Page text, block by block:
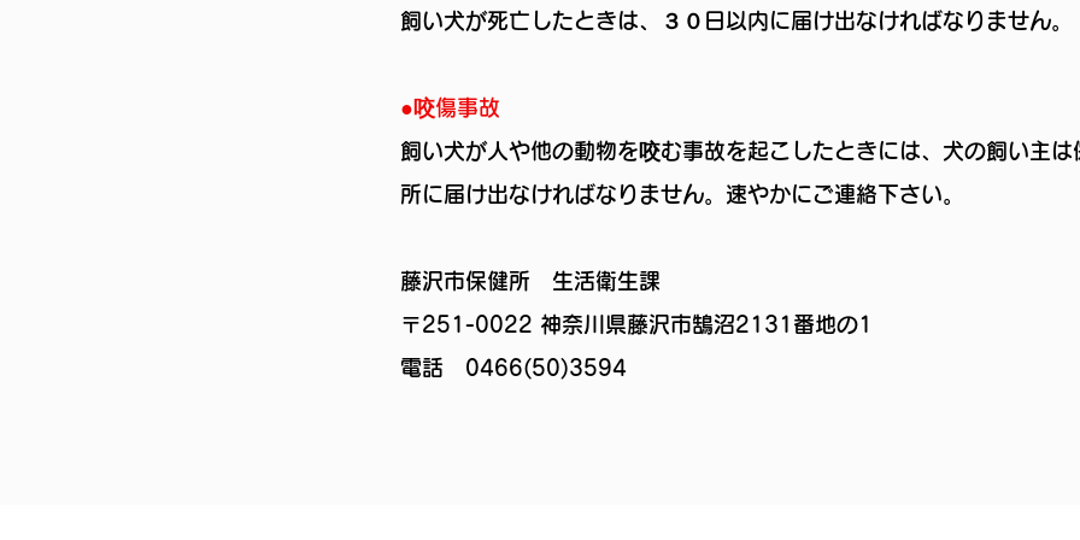
飼い犬が死亡したときは、３０日以内に届け出なければなりません。
●咬傷事故
飼い犬が人や他の動物を咬む事故を起こしたときには、犬の飼い主は
所に届け出なければなりません。速やかにご連絡下さい。
藤沢市保健所 生活衛生課
〒251-0022 神奈川県藤沢市鵠沼2131番地の1
電話 0466(50)3594